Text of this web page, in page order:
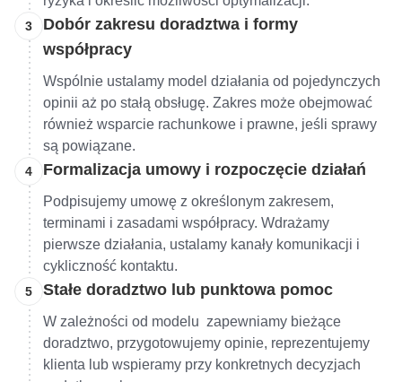
3
Dobór zakresu doradztwa i formy
współpracy
Wspólnie ustalamy model działania od pojedynczych
opinii aż po stałą obsługę. Zakres może obejmować
również wsparcie rachunkowe i prawne, jeśli sprawy
są powiązane.
4 Formalizacja umowy i rozpoczęcie działań
Podpisujemy umowę z określonym zakresem,
terminami i zasadami współpracy. Wdrażamy
pierwsze działania, ustalamy kanały komunikacji i
cykliczność kontaktu.
5 Stałe doradztwo lub punktowa pomoc
W zależności od modelu zapewniamy bieżące
doradztwo, przygotowujemy opinie, reprezentujemy
klienta lub wspieramy przy konkretnych decyzjach